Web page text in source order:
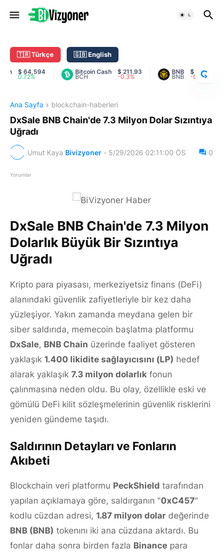
🇹🇷 Türkçe 🇬🇧 English
$ 64,594
0.72%
Bitcoin Cash
BCH
$ 211.93
-0.3%
BNB
BNB
$ 593.76
-0.44%
Ana Sayfa blockchain-haberleri
DxSale BNB Chain'de 7.3 Milyon Dolar Sızıntıya
Uğradı
Umut Kaya Bivizyoner - 5/29/2026 02:11:00 ÖS 0
Yorumlar
DxSale BNB Chain'de 7.3 Milyon
Dolarlık Büyük Bir Sızıntıya
Uğradı
Kripto para piyasası, merkeziyetsiz finans (DeFi)
alanındaki güvenlik zafiyetleriyle bir kez daha
yüzleşiyor. Yakın zamanda meydana gelen bir
siber saldırıda, memecoin başlatma platformu
DxSale, BNB Chain üzerinde faaliyet gösteren
yaklaşık 1.400 likidite sağlayıcısını (LP) hedef
alarak yaklaşık 7.3 milyon dolarlık fonun
çalınmasına neden oldu. Bu olay, özellikle eski ve
gömülü DeFi kilit sözleşmelerinin güvenlik risklerini
yeniden gündeme taşıdı.
Saldırının Detayları ve Fonların
Akıbeti
Blockchain veri platformu PeckShield tarafından
yapılan açıklamaya göre, saldırganın "0xC457"
kodlu cüzdan adresi, 1.87 milyon dolar değerinde
BNB (BNB) tokenını iki ana cüzdana aktardı. Bu
fonlar daha sonra birden fazla Binance para